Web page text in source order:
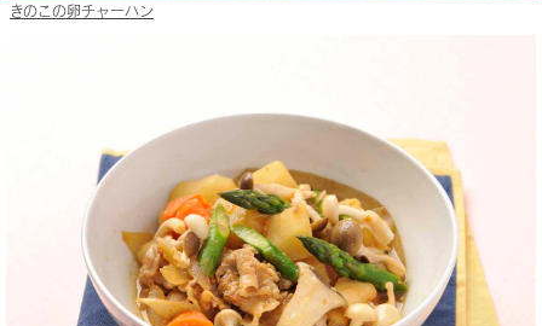
きのこの卵チャーハン